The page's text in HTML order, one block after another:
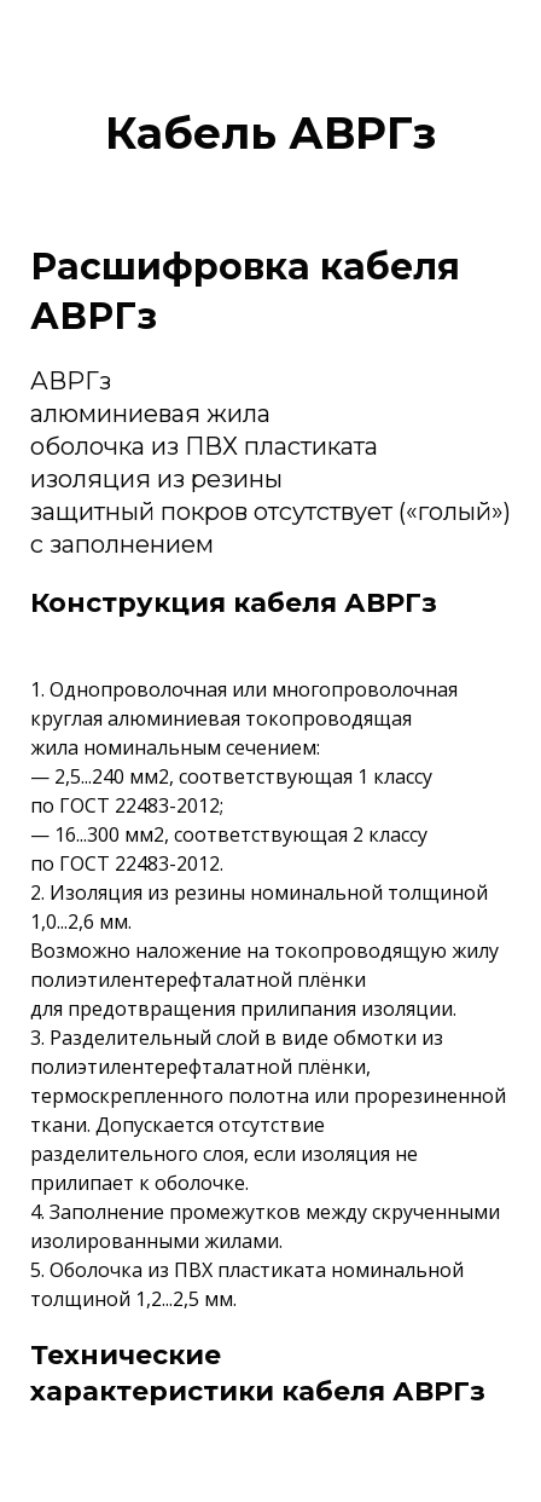
Кабель АВРГз
Расшифровка кабеля
АВРГз
АВРГз
алюминиевая жила
оболочка из ПВХ пластиката
изоляция из резины
защитный покров отсутствует («голый»)
с заполнением
Конструкция кабеля АВРГз
1. Однопроволочная или многопроволочная
круглая алюминиевая токопроводящая
жила номинальным сечением:
— 2,5...240 мм2, соответствующая 1 классу
по ГОСТ 22483-2012;
— 16...300 мм2, соответствующая 2 классу
по ГОСТ 22483-2012.
2. Изоляция из резины номинальной толщиной
1,0...2,6 мм.
Возможно наложение на токопроводящую жилу
полиэтилентерефталатной плёнки
для предотвращения прилипания изоляции.
3. Разделительный слой в виде обмотки из
полиэтилентерефталатной плёнки,
термоскрепленного полотна или прорезиненной
ткани. Допускается отсутствие
разделительного слоя, если изоляция не
прилипает к оболочке.
4. Заполнение промежутков между скрученными
изолированными жилами.
5. Оболочка из ПВХ пластиката номинальной
толщиной 1,2...2,5 мм.
Технические
характеристики кабеля АВРГз